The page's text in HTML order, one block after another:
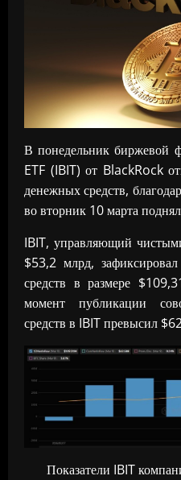
В понедельник
ETF (IBIT) от BlackRock
денежных средств,
во вторник 10 марта
IBIT, управляющий
$53,2 млрд,
средств в размере
момент публикации
средств в IBIT превысил
Показатели IBIT